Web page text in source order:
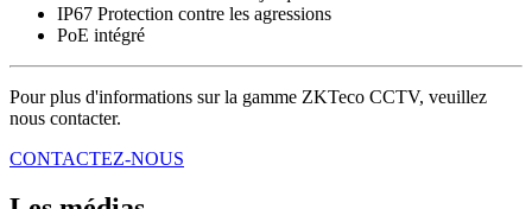
IP67 Protection contre les agressions
PoE intégré
Pour plus d'informations sur la gamme ZKTeco CCTV, veuillez
nous contacter.
CONTACTEZ-NOUS